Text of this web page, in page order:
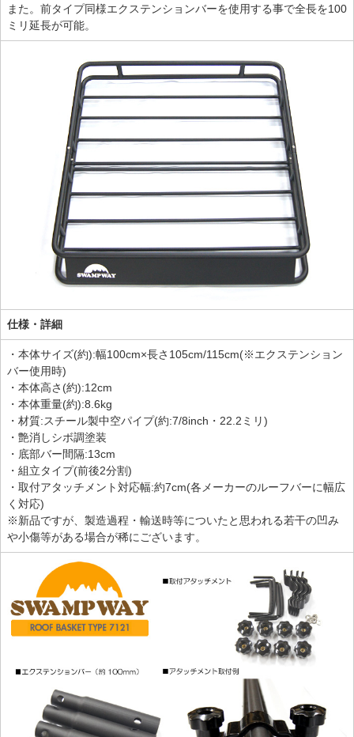
また。前タイプ同様エクステンションバーを使用する事で全長を100
ミリ延長が可能。
仕様・詳細
・本体サイズ(約):幅100cm×長さ105cm/115cm(※エクステンション
バー使用時)
・本体高さ(約):12cm
・本体重量(約):8.6kg
・材質:スチール製中空パイプ(約:7/8inch・22.2ミリ)
・艶消しシボ調塗装
・底部バー間隔:13cm
・組立タイプ(前後2分割)
・取付アタッチメント対応幅:約7cm(各メーカーのルーフバーに幅広
く対応)
※新品ですが、製造過程・輸送時等についたと思われる若干の凹み
や小傷等がある場合が稀にございます。